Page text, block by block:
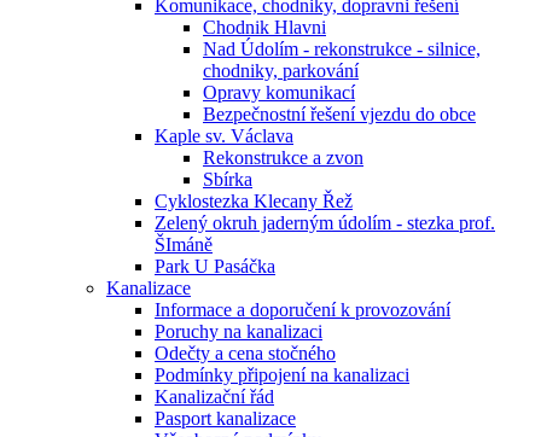
Komunikace, chodniky, dopravni řešení
Chodnik Hlavni
Nad Údolím - rekonstrukce - silnice,
chodniky, parkování
Opravy komunikací
Bezpečnostní řešení vjezdu do obce
Kaple sv. Václava
Rekonstrukce a zvon
Sbírka
Cyklostezka Klecany Řež
Zelený okruh jaderným údolím - stezka prof.
ŠImáně
Park U Pasáčka
Kanalizace
Informace a doporučení k provozování
Poruchy na kanalizaci
Odečty a cena stočného
Podmínky připojení na kanalizaci
Kanalizační řád
Pasport kanalizace